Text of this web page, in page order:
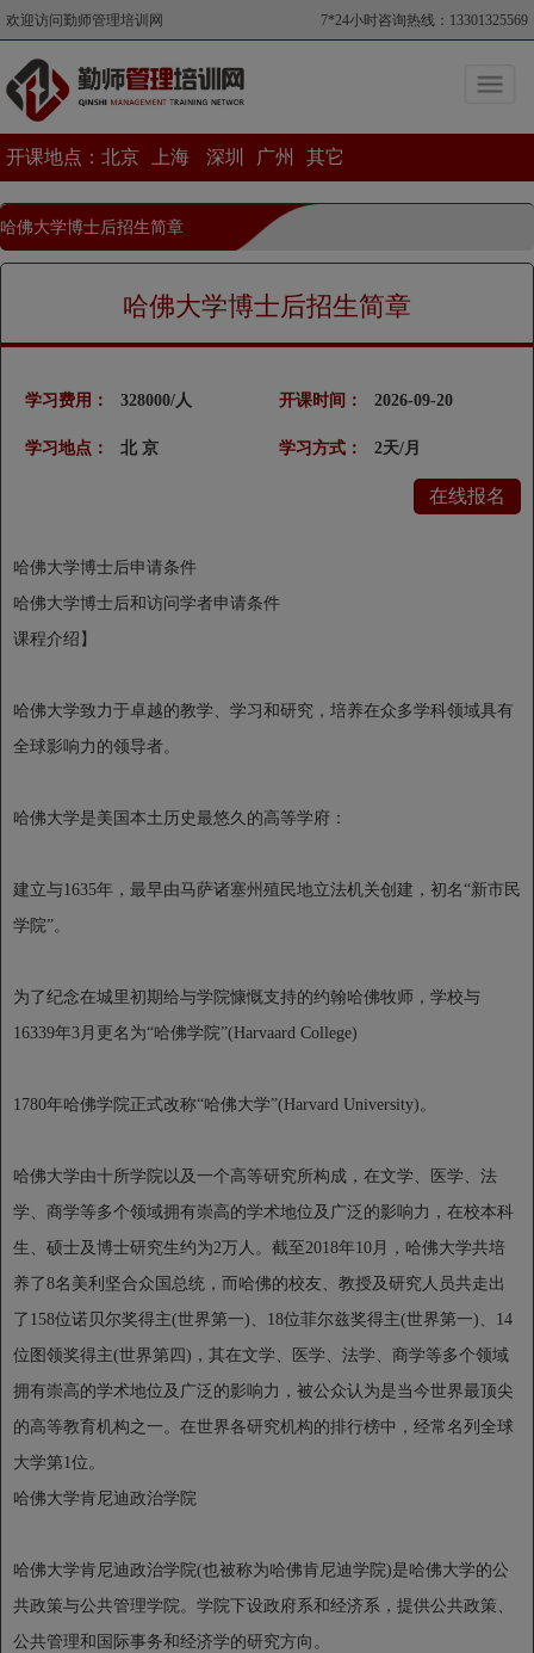
欢迎访问勤师管理培训网 7*24小时咨询热线：13301325569
开课地点： 北京 上海 深圳 广州 其它
哈佛大学博士后招生简章
哈佛大学博士后招生简章
学习费用： 328000/人
学习地点： 北 京
开课时间： 2026-09-20
学习方式： 2天/月
在线报名
哈佛大学博士后申请条件
哈佛大学博士后和访问学者申请条件
课程介绍】
哈佛大学致力于卓越的教学、学习和研究，培养在众多学科领域具有
全球影响力的领导者。
哈佛大学是美国本土历史最悠久的高等学府：
建立与1635年，最早由马萨诸塞州殖民地立法机关创建，初名“新市民
学院”。
为了纪念在城里初期给与学院慷慨支持的约翰哈佛牧师，学校与
16339年3月更名为“哈佛学院”(Harvaard College)
1780年哈佛学院正式改称“哈佛大学”(Harvard University)。
哈佛大学由十所学院以及一个高等研究所构成，在文学、医学、法
学、商学等多个领域拥有崇高的学术地位及广泛的影响力，在校本科
生、硕士及博士研究生约为2万人。截至2018年10月，哈佛大学共培
养了8名美利坚合众国总统，而哈佛的校友、教授及研究人员共走出
了158位诺贝尔奖得主(世界第一)、18位菲尔兹奖得主(世界第一)、14
位图领奖得主(世界第四)，其在文学、医学、法学、商学等多个领域
拥有崇高的学术地位及广泛的影响力，被公众认为是当今世界最顶尖
的高等教育机构之一。在世界各研究机构的排行榜中，经常名列全球
大学第1位。
哈佛大学肯尼迪政治学院
哈佛大学肯尼迪政治学院(也被称为哈佛肯尼迪学院)是哈佛大学的公
共政策与公共管理学院。学院下设政府系和经济系，提供公共政策、
公共管理和国际事务和经济学的研究方向。